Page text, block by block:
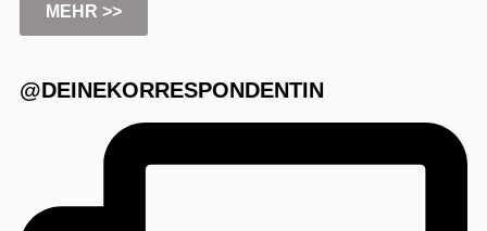
MEHR >>
@DEINEKORRESPONDENTIN